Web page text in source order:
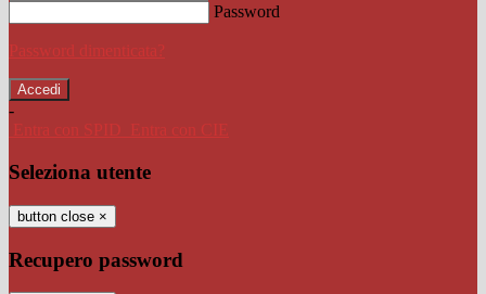
Password
Password dimenticata?
-
Entra con SPID
Entra con CIE
Seleziona utente
button close ×
Recupero password